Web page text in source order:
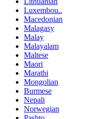
Luxembou..
Macedonian
Malagasy
Malay
Malayalam
Maltese
Maori
Marathi
Mongolian
Burmese
Nepali
Norwegian